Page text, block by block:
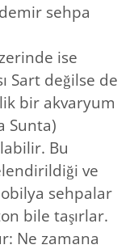
sehpa
ise
Sart değilse de
bir akvaryum
Sunta)
Bu
ve
sehpalar
bile taşırlar.
Ne zamana